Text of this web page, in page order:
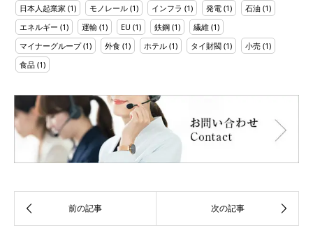
日本人起業家 (1) モノレール (1) インフラ (1) 発電 (1) 石油 (1)
エネルギー (1) 運輸 (1) EU (1) 鉄鋼 (1) 繊維 (1)
マイナーグループ(1) 外食 (1) ホテル (1) タイ財閥 (1) 小売 (1)
食品 (1)